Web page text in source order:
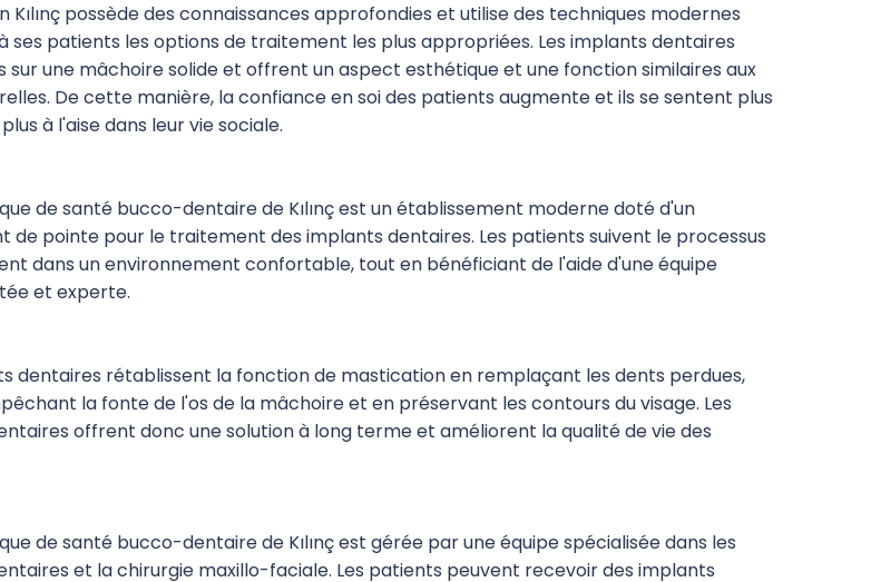
Kılınç possède des connaissances approfondies et utilise des techniques modernes
ses patients les options de traitement les plus appropriées. Les implants dentaires
sur une mâchoire solide et offrent un aspect esthétique et une fonction similaires aux
De cette manière, la confiance en soi des patients augmente et ils se sentent plus
à l'aise dans leur vie sociale.
de santé bucco-dentaire de Kılınç est un établissement moderne doté d'un
de pointe pour le traitement des implants dentaires. Les patients suivent le processus
dans un environnement confortable, tout en bénéficiant de l'aide d'une équipe
et experte.
dentaires rétablissent la fonction de mastication en remplaçant les dents perdues,
la fonte de l'os de la mâchoire et en préservant les contours du visage. Les
offrent donc une solution à long terme et améliorent la qualité de vie des
de santé bucco-dentaire de Kılınç est gérée par une équipe spécialisée dans les
et la chirurgie maxillo-faciale. Les patients peuvent recevoir des implants